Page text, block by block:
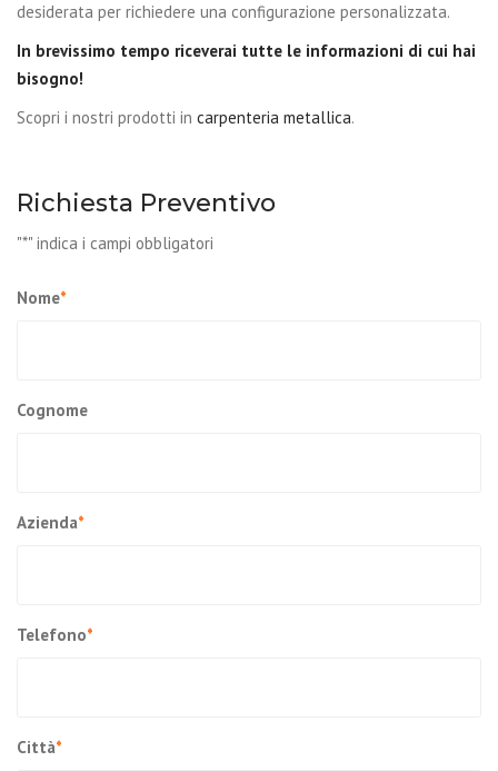
desiderata per richiedere una configurazione personalizzata.
In brevissimo tempo riceverai tutte le informazioni di cui hai
bisogno!
Scopri i nostri prodotti in carpenteria metallica.
Richiesta Preventivo
"*" indica i campi obbligatori
Nome*
Cognome
Azienda*
Telefono*
Città*